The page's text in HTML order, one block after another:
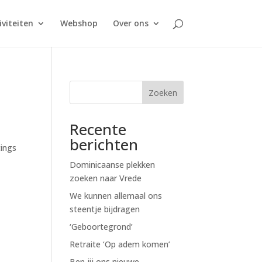
Webshop Over ons
Zoeken
Recente
berichten
Dominicaanse plekken
zoeken naar Vrede
We kunnen allemaal ons
steentje bijdragen
‘Geboortegrond’
Retraite ‘Op adem komen’